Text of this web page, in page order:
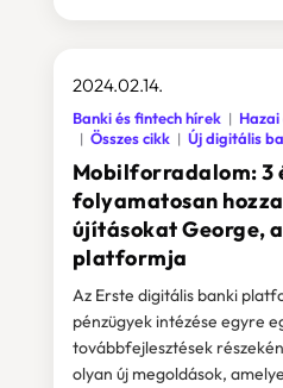
Mobilforradalom: 3
folyamatosan
újításokat George,
platformja
2024.02.14.
Banki és fintech hírek
Összes cikk
Új digitális
Az Erste digitális banki
pénzügyek intézése egyre
továbbfejlesztések
olyan új megoldások,